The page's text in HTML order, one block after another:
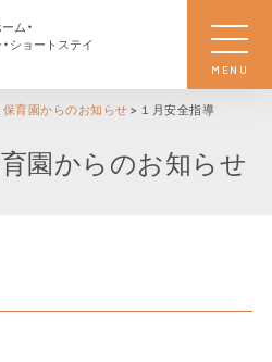
ム・
ショートステイ
MENU
育園からのお知らせ > １月安全指導
園からのお知らせ